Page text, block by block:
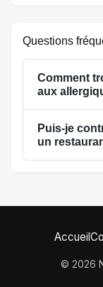
Questions
Comment
aux
Puis-je
un
Accueil
© 2026